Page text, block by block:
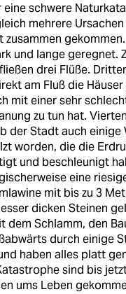
eine schwere
mehrere
zusammen
und lange geregnet.
drei Flüße.
am Fluß die
mit einer sehr
zu tun hat.
der Stadt auch einige
worden, die die
und beschleunigt
eine
mit bis zu 3
dicken Steinen
dem Schlamm, den
durch einige
haben alles platt
sind bis
ums Leben